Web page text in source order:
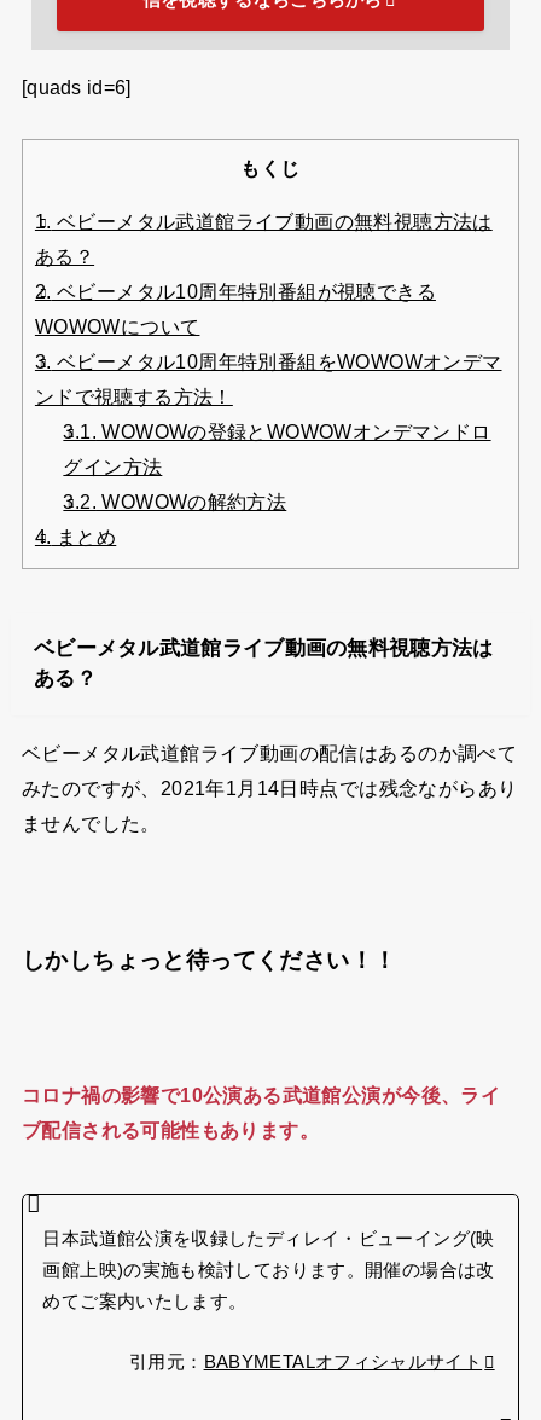
[quads id=6]
もくじ
1. ベビーメタル武道館ライブ動画の無料視聴方法は
ある？
2. ベビーメタル10周年特別番組が視聴できる
WOWOWについて
3. ベビーメタル10周年特別番組をWOWOWオンデマ
ンドで視聴する方法！
3.1. WOWOWの登録とWOWOWオンデマンドロ
グイン方法
3.2. WOWOWの解約方法
4. まとめ
ベビーメタル武道館ライブ動画の無料視聴方法は
ある？
ベビーメタル武道館ライブ動画の配信はあるのか調べて
みたのですが、2021年1月14日時点では残念ながらあり
ませんでした。
しかしちょっと待ってください！！
コロナ禍の影響で10公演ある武道館公演が今後、ライ
ブ配信される可能性もあります。
日本武道館公演を収録したディレイ・ビューイング(映
画館上映)の実施も検討しております。開催の場合は改
めてご案内いたします。
引用元： BABYMETALオフィシャルサイト